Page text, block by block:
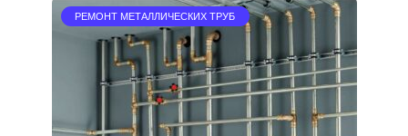
РЕМОНТ МЕТАЛЛИЧЕСКИХ ТРУБ